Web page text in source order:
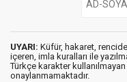
UYARI: Küfür, hakaret,
içeren, imla kuralları ile
Türkçe karakter
onaylanmamaktadır.